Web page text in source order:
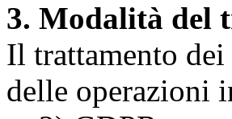
3. Modalità del
Il trattamento
delle operazioni